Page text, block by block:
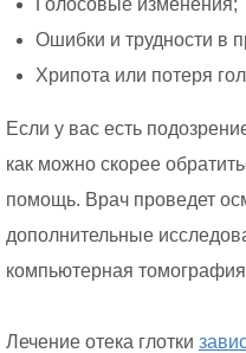
Голосовые изменения;
Ошибки и трудности в
Хрипота или потеря
Если у вас есть
как можно скорее
помощь. Врач проведет
дополнительные
компьютерная томография
Лечение отека глотки